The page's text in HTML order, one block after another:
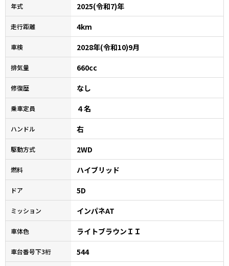
年式 2025(令和7)年
走行距離 4km
車検 2028年(令和10)9月
排気量 660cc
修復歴 なし
乗車定員 ４名
ハンドル 右
駆動方式 2WD
燃料 ハイブリッド
ドア 5D
ミッション インパネAT
車体色 ライトブラウンＩＩ
車台番号下3桁 544